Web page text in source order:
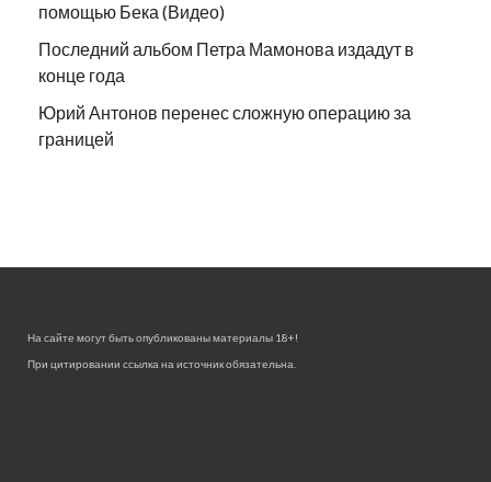
помощью Бека (Видео)
Последний альбом Петра Мамонова издадут в
конце года
Юрий Антонов перенес сложную операцию за
границей
На сайте могут быть опубликованы материалы 18+!
При цитировании ссылка на источник обязательна.